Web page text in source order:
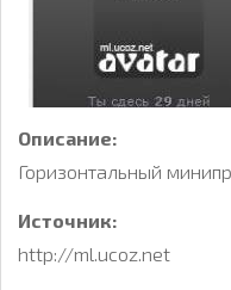
Описание:
Горизонтальный
Источник:
http://ml.ucoz.net